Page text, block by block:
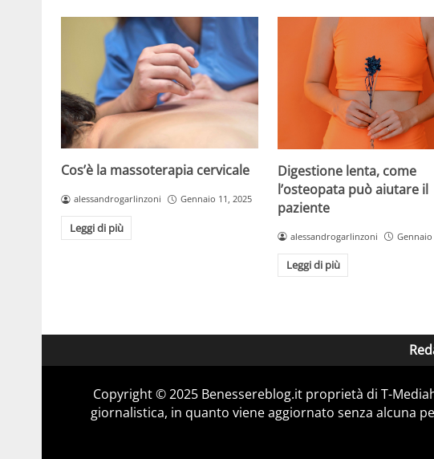
Cos’è la massoterapia cervicale
alessandrogarlinzoni Gennaio 11, 2025
Leggi di più
Digestione lenta, come
l’osteopata può aiutare il
paziente
alessandrogarlinzoni Gennaio
Leggi di più
Copyright © 2025 Benessereblog.it proprietà di T-
giornalistica, in quanto viene aggiornato senza alcuna